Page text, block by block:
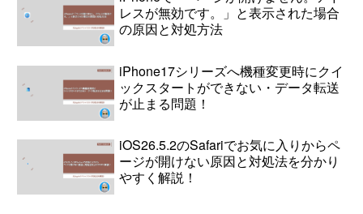
レスが無効です。」と表示された場合
の原因と対処方法
iPhone17シリーズへ機種変更時にクイ
ックスタートができない・データ転送
が止まる問題！
iOS26.5.2のSafariでお気に入りからペ
ージが開けない原因と対処法を分かり
やすく解説！